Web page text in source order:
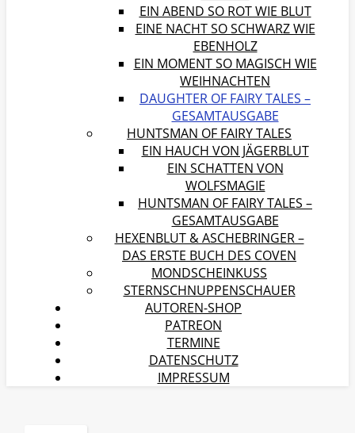
EIN ABEND SO ROT WIE BLUT
EINE NACHT SO SCHWARZ WIE
EBENHOLZ
EIN MOMENT SO MAGISCH WIE
WEIHNACHTEN
DAUGHTER OF FAIRY TALES –
GESAMTAUSGABE
HUNTSMAN OF FAIRY TALES
EIN HAUCH VON JÄGERBLUT
EIN SCHATTEN VON
WOLFSMAGIE
HUNTSMAN OF FAIRY TALES –
GESAMTAUSGABE
HEXENBLUT & ASCHEBRINGER –
DAS ERSTE BUCH DES COVEN
MONDSCHEINKUSS
STERNSCHNUPPENSCHAUER
AUTOREN-SHOP
PATREON
TERMINE
DATENSCHUTZ
IMPRESSUM